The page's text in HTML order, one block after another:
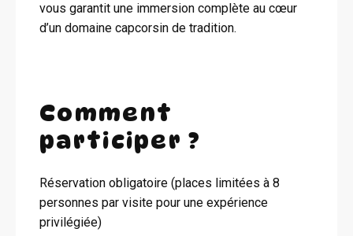
vous garantit une immersion complète au cœur
d’un domaine capcorsin de tradition.
Comment
participer ?
Réservation obligatoire (places limitées à 8
personnes par visite pour une expérience
privilégiée)